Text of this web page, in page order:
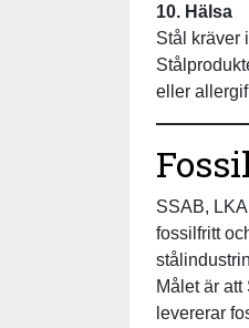
10. Hälsa
Stål kräver
eller
SSAB,
fossilfritt
Målet är
levererar